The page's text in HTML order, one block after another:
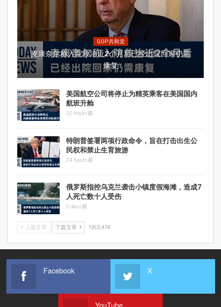
GOP共和党
麦康奈尔称入院救治近2个月后已经出院回家仍需
康复
美国航空公司将停止为精英乘客在美国国内
航班升舱
22 hours前
特朗普签署两项行政命令，旨在打击出生公
民权和禁止生育旅游
24 hours前
俄罗斯指控乌克兰袭击小镇度假海滩，造成7
人死亡数十人受伤
2 days前
上篇文章 下篇文章 1的3,474
Facebook X